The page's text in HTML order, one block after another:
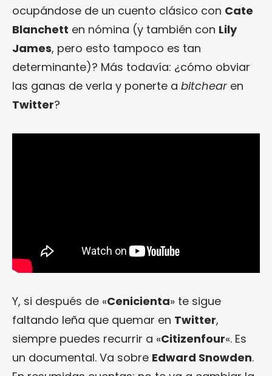
ocupándose de un cuento clásico con Cate
Blanchett en nómina (y también con Lily
James, pero esto tampoco es tan
determinante)? Más todavía: ¿cómo obviar
las ganas de verla y ponerte a bitchear en
Twitter?
Y, si después de «Cenicienta» te sigue
faltando leña que quemar en Twitter,
siempre puedes recurrir a «Citizenfour«. Es
un documental. Va sobre Edward Snowden.